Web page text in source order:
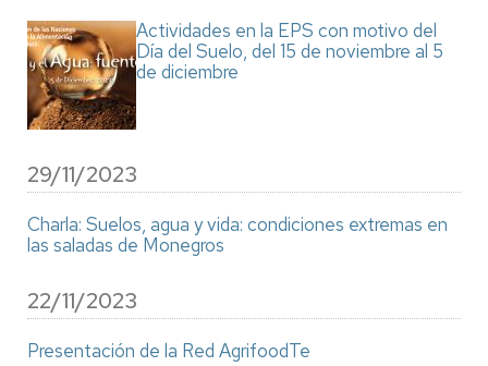
Actividades en la EPS con motivo del
Día del Suelo, del 15 de noviembre al 5
de diciembre
29/11/2023
Charla: Suelos, agua y vida: condiciones extremas en
las saladas de Monegros
22/11/2023
Presentación de la Red AgrifoodTe